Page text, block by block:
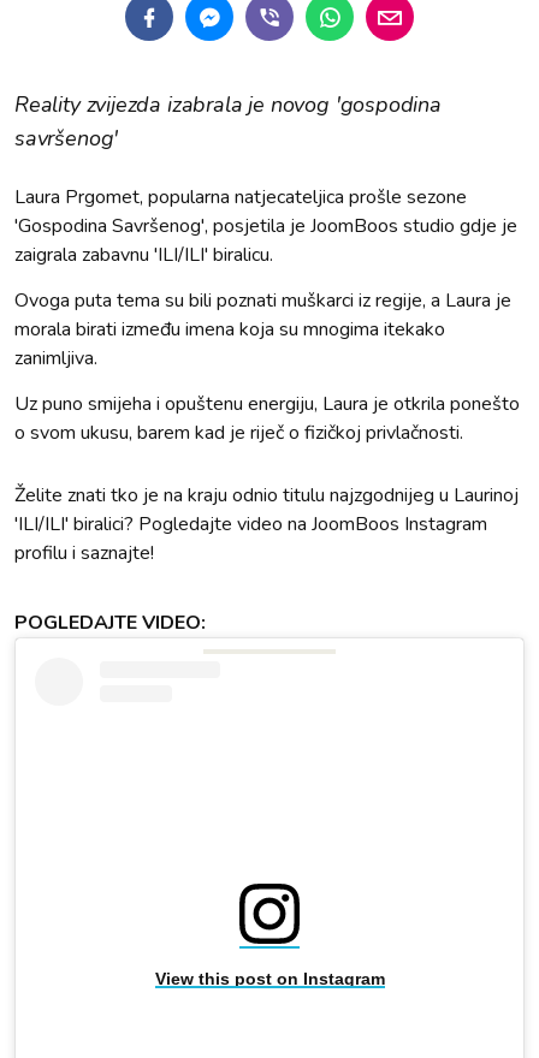
Reality zvijezda izabrala je novog 'gospodina
savršenog'
Laura Prgomet, popularna natjecateljica prošle sezone
'Gospodina Savršenog', posjetila je JoomBoos studio gdje je
zaigrala zabavnu 'ILI/ILI' biralicu.
Ovoga puta tema su bili poznati muškarci iz regije, a Laura je
morala birati između imena koja su mnogima itekako
zanimljiva.
Uz puno smijeha i opuštenu energiju, Laura je otkrila ponešto
o svom ukusu, barem kad je riječ o fizičkoj privlačnosti.
Želite znati tko je na kraju odnio titulu najzgodnijeg u Laurinoj
'ILI/ILI' biralici? Pogledajte video na JoomBoos Instagram
profilu i saznajte!
POGLEDAJTE VIDEO:
View this post on Instagram